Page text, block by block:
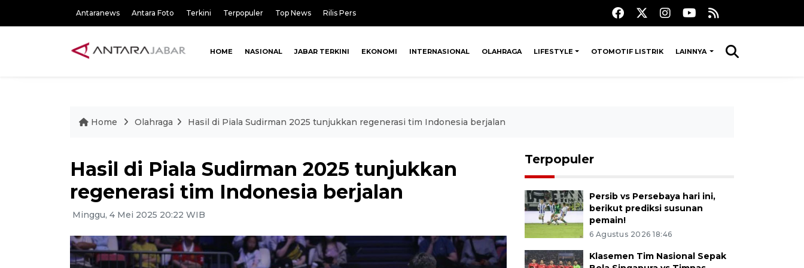
Antaranews Antara Foto Terkini Terpopuler Top News Rilis Pers
HOME NASIONAL JABAR TERKINI EKONOMI INTERNASIONAL OLAHRAGA LIFESTYLE OTOMOTIF LISTRIK LAINNYA
Home Olahraga Hasil di Piala Sudirman 2025 tunjukkan regenerasi tim Indonesia berjalan
Hasil di Piala Sudirman 2025 tunjukkan
regenerasi tim Indonesia berjalan
Minggu, 4 Mei 2025 20:22 WIB
Terpopuler
Persib vs Persebaya hari ini,
berikut prediksi susunan
pemain!
6 Agustus 2026 18:46
Klasemen Tim Nasional Sepak